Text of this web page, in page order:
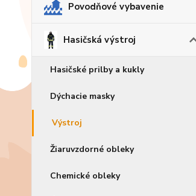
Povodňové vybavenie
Hasičská výstroj
Hasičské prilby a kukly
Dýchacie masky
Výstroj
Žiaruvzdorné obleky
Chemické obleky